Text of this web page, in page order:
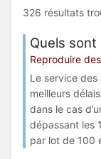
326 résultats
Quels
Reproduire
Le service
meilleurs
dans le cas
dépassant les
par lot de 100